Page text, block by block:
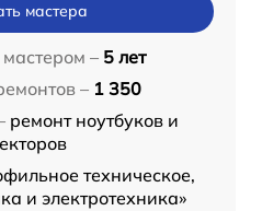
мастера
– 5 лет
– 1 350
ремонт ноутбуков и
техническое,
и электротехника»